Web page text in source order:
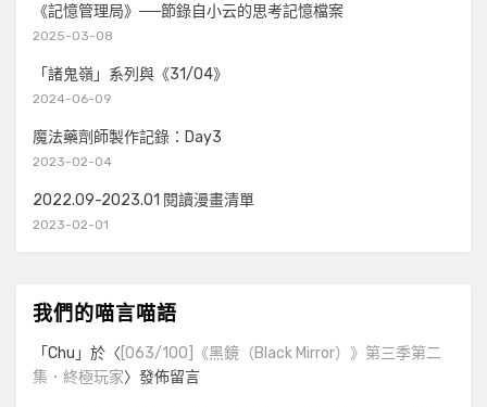
《記憶管理局》──節錄自小云的思考記憶檔案
2025-03-08
「諸鬼嶺」系列與《31/04》
2024-06-09
魔法藥劑師製作記錄：Day3
2023-02-04
2022.09-2023.01 閱讀漫畫清單
2023-02-01
我們的喵言喵語
「Chu 」於〈 [063/100]《黑鏡（Black Mirror）》第三季第二
集．終極玩家〉發佈留言